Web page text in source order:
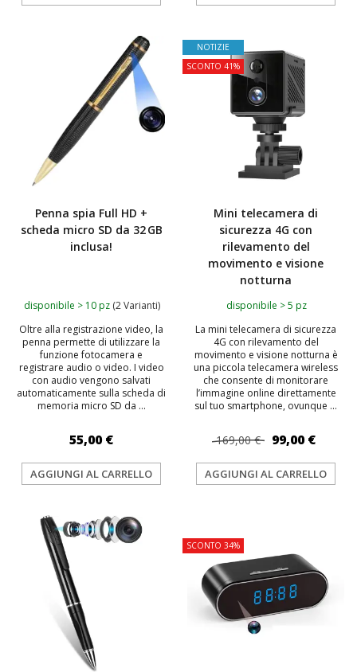
Penna spia Full HD +
scheda micro SD da 32 GB
inclusa!
disponibile > 10 pz (2 Varianti)
Oltre alla registrazione video, la
penna permette di utilizzare la
funzione fotocamera e
registrare audio o video. I video
con audio vengono salvati
automaticamente sulla scheda di
memoria micro SD da ...
55,00 €
AGGIUNGI AL CARRELLO
NOTIZIE
SCONTO 41%
Mini telecamera di
sicurezza 4G con
rilevamento del
movimento e visione
notturna
disponibile > 5 pz
La mini telecamera di sicurezza
4G con rilevamento del
movimento e visione notturna è
una piccola telecamera wireless
che consente di monitorare
l’immagine online direttamente
sul tuo smartphone, ovunque ...
169,00 € 99,00 €
AGGIUNGI AL CARRELLO
SCONTO 34%